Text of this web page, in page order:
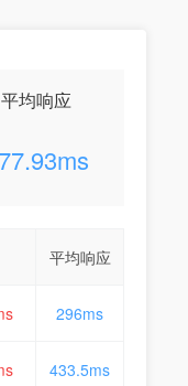
平均响应
平均响应
296ms
433.5ms